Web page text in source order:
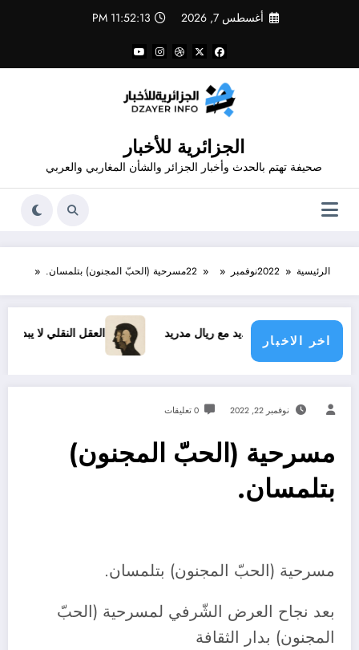
أغسطس 7, 2026 11:52:13 PM
الجزائرية للأخبار
صحيفة تهتم بالحدث وأخبار الجزائر والشأن المغاربي والعربي
الرئيسية 2022نوفمبر 22مسرحية (الحبّ المجنون) بتلمسان.
اخر الاخبار
الجديد مع ريال مدريد العقل النقلي لا يبدع حتى في
نوفمبر 22, 2022 0 تعليقات
مسرحية (الحبّ المجنون)
بتلمسان.
مسرحية (الحبّ المجنون) بتلمسان.
بعد نجاح العرض الشّرفي لمسرحية (الحبّ
المجنون) بدار الثقافة